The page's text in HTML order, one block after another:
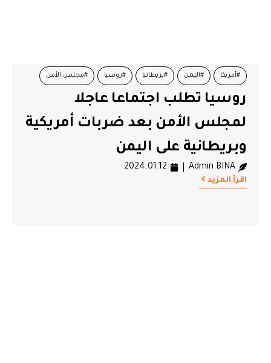
#أمريكا #اليمن #بريطانيا #روسيا #مجلس الأمن
روسيا تطلب اجتماعا عاجلا
لمجلس الأمن بعد ضربات أمريكية
وبريطانية على اليمن
Admin BINA
2024.01.12
اقرأ المزيد